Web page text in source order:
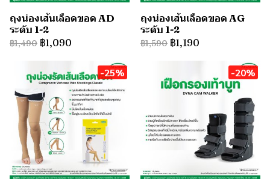
ถุงน่องเส้นเลือดขอด AD
ระดับ 1-2
฿1,490 ฿1,090
ถุงน่องเส้นเลือดขอด AG
ระดับ 1-2
฿1,590 ฿1,190
-25% -20%